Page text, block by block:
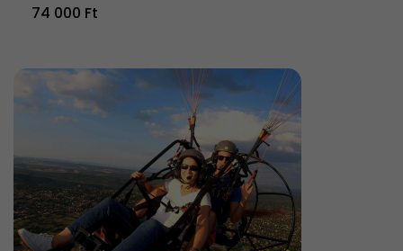
74 000 Ft